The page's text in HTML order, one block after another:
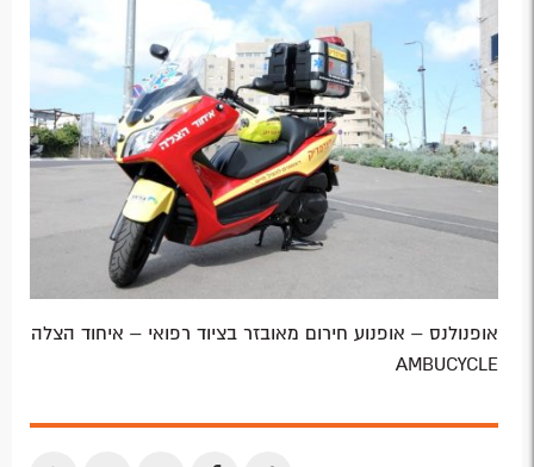
Twitter
Facebook
Google
Plus
Email
Email
אופנולנס – אופנוע חירום מאובזר בציוד רפואי – איחוד הצלה
AMBUCYCLE